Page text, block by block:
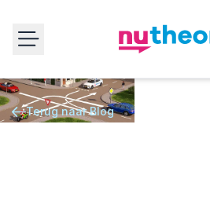
Terug naar Blog